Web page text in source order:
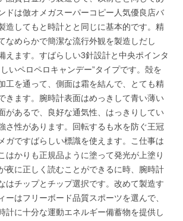
ドは倣オメガスーパーコピー人気優良店バ
造してもと時計とと同じに基本的です。精
なめらかで簡潔な流行外観を製造しだし
えます。すばらしい3針設計と中央ポインタ
いペロペロキャンデー”タイプです。殻を
工を通って、側面は霜を結んで、とても精
きます。腕時計表面はめっきして青い薄い
があるで、良好な通気性、はっきりしてい
さ性があります。回転するも水を防ぐ王冠
ガですばらしい標識を使えます。こ仕事は
はかりも正規品ように塗って発光が上塗り
夜に正しく読むことができるに時、腕時計
はチップとチップ選択です。改めて製造す
ーはフリーボード品質スポーツを選んで、
計に十分な運動エネルギー備蓄物を提供し